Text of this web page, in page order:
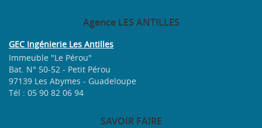
AgenceLES ANTILLES
GEC Ingénierie Les Antilles
Immeuble "Le Pérou"
Bat. N° 50-52 - Petit Pérou
97139 Les Abymes - Guadeloupe
Tél : 05 90 82 06 94
SAVOIRFAIRE